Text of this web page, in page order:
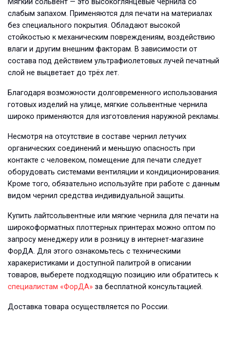
Мягкий сольвент — это высокоглянцевые чернила со
слабым запахом. Применяются для печати на материалах
без специального покрытия. Обладают высокой
стойкостью к механическим повреждениям, воздействию
влаги и другим внешним факторам. В зависимости от
состава под действием ультрафиолетовых лучей печатный
слой не выцветает до трёх лет.
Благодаря возможности долговременного использования
готовых изделий на улице, мягкие сольвентные чернила
широко применяются для изготовления наружной рекламы.
Несмотря на отсутствие в составе чернил летучих
органических соединений и меньшую опасность при
контакте с человеком, помещение для печати следует
оборудовать системами вентиляции и кондиционирования.
Кроме того, обязательно используйте при работе с данным
видом чернил средства индивидуальной защиты.
Купить лайтсольвентные или мягкие чернила для печати на
широкоформатных плоттерных принтерах можно оптом по
запросу менеджеру или в розницу в интернет-магазине
ФорДА. Для этого ознакомьтесь с техническими
харакеристиками и доступной палитрой в описании
товаров, выберете подходящую позицию или обратитесь к
специалистам «ФорДА» за бесплатной консультацией.
Доставка товара осуществляется по России.